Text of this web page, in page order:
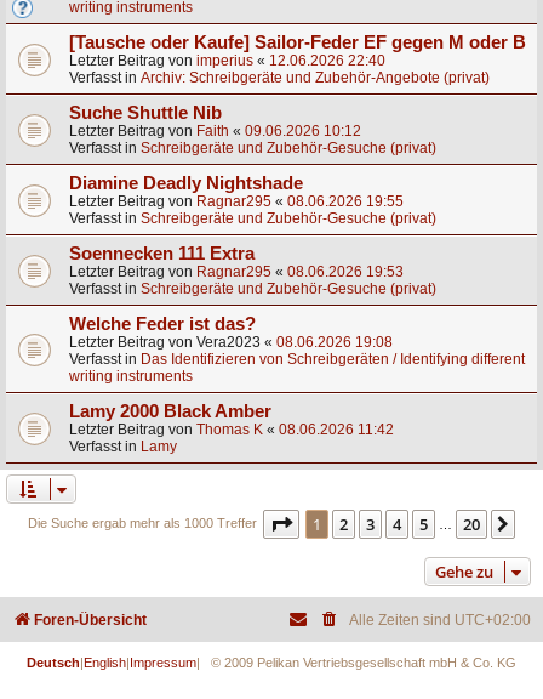
writing instruments
[Tausche oder Kaufe] Sailor-Feder EF gegen M oder B
Letzter Beitrag von imperius « 12.06.2026 22:40
Verfasst in Archiv: Schreibgeräte und Zubehör-Angebote (privat)
Suche Shuttle Nib
Letzter Beitrag von Faith « 09.06.2026 10:12
Verfasst in Schreibgeräte und Zubehör-Gesuche (privat)
Diamine Deadly Nightshade
Letzter Beitrag von Ragnar295 « 08.06.2026 19:55
Verfasst in Schreibgeräte und Zubehör-Gesuche (privat)
Soennecken 111 Extra
Letzter Beitrag von Ragnar295 « 08.06.2026 19:53
Verfasst in Schreibgeräte und Zubehör-Gesuche (privat)
Welche Feder ist das?
Letzter Beitrag von Vera2023 « 08.06.2026 19:08
Verfasst in Das Identifizieren von Schreibgeräten / Identifying different
writing instruments
Lamy 2000 Black Amber
Letzter Beitrag von Thomas K « 08.06.2026 11:42
Verfasst in Lamy
Die Suche ergab mehr als 1000 Treffer Seite 1von 20
1 2 3 4 5 … 20
Gehe zu
Foren-Übersicht Alle Zeiten sind UTC+02:00
Deutsch English Impressum | © 2009 Pelikan Vertriebsgesellschaft mbH & Co. KG